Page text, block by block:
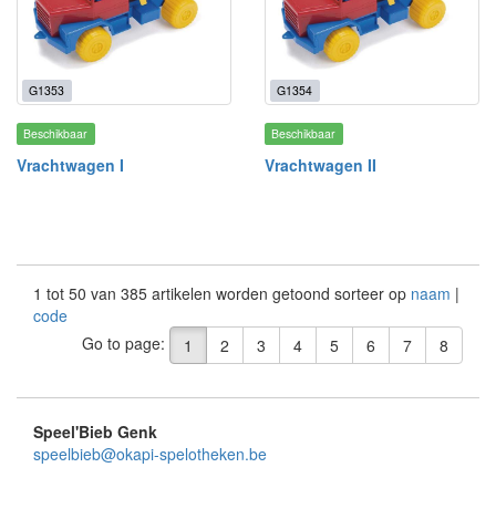
G1353
Beschikbaar
Vrachtwagen I
G1354
Beschikbaar
Vrachtwagen II
1 tot 50 van 385 artikelen worden getoond sorteer op naam |
code
Go to page:
1 2 3 4 5 6 7 8
Speel'Bieb Genk
speelbieb@okapi-spelotheken.be